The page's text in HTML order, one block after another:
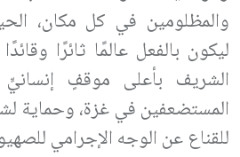
والمظلومين في كل مكان،
ليكون بالفعل عالمًا ثائرًا
الشريف بأعلى موقفٍ
المستضعفين في غزة، وحماية
للقناع عن الوجه الإجرامي